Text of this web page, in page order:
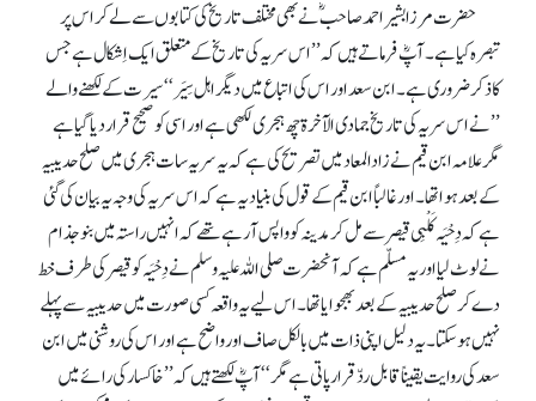
حضرت مرزا بشیر احمد صاحبؓ نے بھی مختلف تاریخ کی کتابوں سے لے کر اس پر
تبصرہ کیا ہے۔ آپؓ فرماتے ہیں کہ ’’اس سریہ کی تاریخ کے متعلق ایک اِشکال ہے جس
کاذکر ضروری ہے۔ ابن سعد اور اس کی اتباع میں دیگر اہل سِیَر‘‘سیرت کے لکھنے والے
’’نے اس سریہ کی تاریخ جمادی الآخرة چھ ہجری لکھی ہے اور اسی کو صحیح قرار دیا گیا ہے
مگر علامہ ابن قیم نے زادالمعاد میں تصریح کی ہے کہ یہ سریہ سات ہجری میں صلح حدیبیہ
کے بعد ہوا تھا۔ اور غالباً ابن قیم کے قول کی بنیاد یہ ہے کہ اس سریہ کی وجہ یہ بیان کی گئی
ہے کہ دِحْیَہ کَلْبِی قیصر سے مل کر مدینہ کو واپس آ رہے تھے کہ انہیں راستہ میں بنوجذام
نے لوٹ لیا اور یہ مسلّم ہے کہ آنحضرت صلی اللہ علیہ وسلم نے دِحْیَہ کو قیصر کی طرف خط
دے کر صلح حدیبیہ کے بعد بھجوایا تھا۔ اس لیے یہ واقعہ کسی صورت میں حدیبیہ سے پہلے
نہیں ہو سکتا۔ یہ دلیل اپنی ذات میں بالکل صاف اور واضح ہے اور اس کی روشنی میں ابن
سعد کی روایت یقیناً قابل ردّ قرار پاتی ہے مگر‘‘ آپؓ لکھتے ہیں کہ ’’خاکسار کی رائے میں